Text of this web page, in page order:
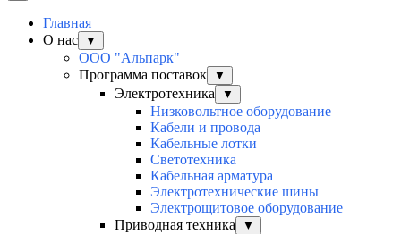
Главная
О нас
▼
ООО "Альпарк"
Программа поставок
▼
Электротехника ▼
Низковольтное оборудование
Кабели и провода
Кабельные лотки
Светотехника
Кабельная арматура
Электротехнические шины
Электрощитовое оборудование
Приводная техника
▼